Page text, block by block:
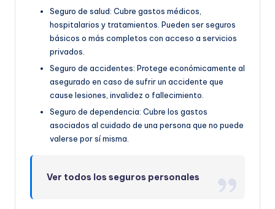
Seguro de salud: Cubre gastos médicos,
hospitalarios y tratamientos. Pueden ser seguros
básicos o más completos con acceso a servicios
privados.
Seguro de accidentes: Protege económicamente al
asegurado en caso de sufrir un accidente que
cause lesiones, invalidez o fallecimiento.
Seguro de dependencia: Cubre los gastos
asociados al cuidado de una persona que no puede
valerse por sí misma.
Ver todos los seguros personales